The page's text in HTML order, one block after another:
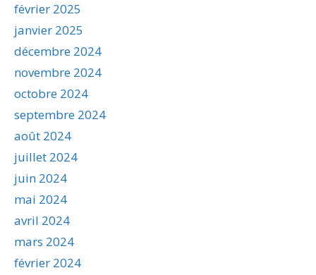
février 2025
janvier 2025
décembre 2024
novembre 2024
octobre 2024
septembre 2024
août 2024
juillet 2024
juin 2024
mai 2024
avril 2024
mars 2024
février 2024